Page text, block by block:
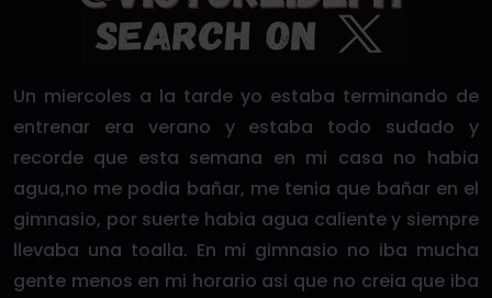
Un miercoles a la tarde yo estaba terminando de
entrenar era verano y estaba todo sudado y
recorde que esta semana en mi casa no habia
agua,no me podia bañar, me tenia que bañar en el
gimnasio, por suerte habia agua caliente y siempre
llevaba una toalla. En mi gimnasio no iba mucha
gente menos en mi horario asi que no creia que iba